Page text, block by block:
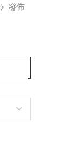
〉發佈